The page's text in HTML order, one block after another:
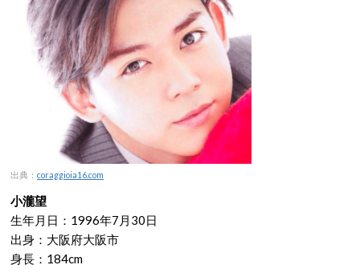
出典： coraggioia16.com
小瀧望
生年月日：1996年7月30日
出身：大阪府大阪市
身長：184cm